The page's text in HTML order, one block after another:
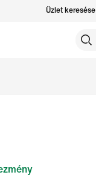
Üzlet keresése